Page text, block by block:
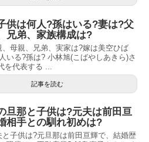
供は何人?孫はいる?妻は?父
兄弟、家族構成は?
母親、兄弟、実家は?嫁は美空ひば
いる?孫は? 小林旭(こばやしあきら)さ
を代表する ...
記事を読む
旦那と子供は?元夫は前田亘
相手との馴れ初めは?
子供は?元旦那は前田亘輝で、結婚歴